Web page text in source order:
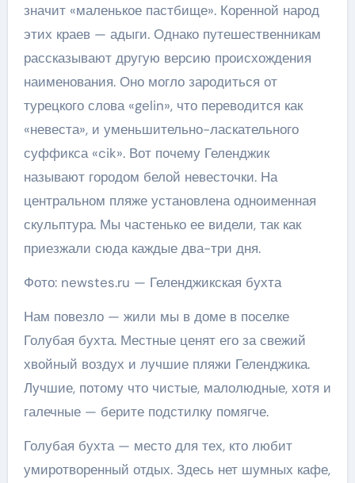
значит «маленькое пастбище». Коренной народ
этих краев — адыги. Однако путешественникам
рассказывают другую версию происхождения
наименования. Оно могло зародиться от
турецкого слова «gelin», что переводится как
«невеста», и уменьшительно-ласкательного
суффикса «cik». Вот почему Геленджик
называют городом белой невесточки. На
центральном пляже установлена одноименная
скульптура. Мы частенько ее видели, так как
приезжали сюда каждые два-три дня.
Фото: newstes.ru — Геленджикская бухта
Нам повезло — жили мы в доме в поселке
Голубая бухта. Местные ценят его за свежий
хвойный воздух и лучшие пляжи Геленджика.
Лучшие, потому что чистые, малолюдные, хотя и
галечные — берите подстилку помягче.
Голубая бухта — место для тех, кто любит
умиротворенный отдых. Здесь нет шумных кафе,